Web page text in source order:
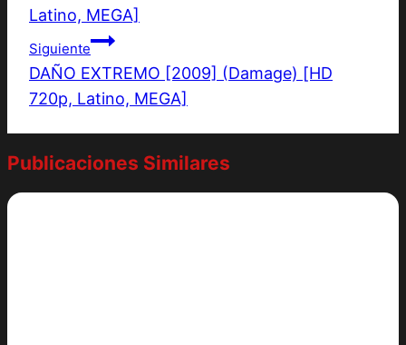
Latino, MEGA]
Siguiente
DAÑO EXTREMO [2009] (Damage) [HD
720p, Latino, MEGA]
Publicaciones Similares